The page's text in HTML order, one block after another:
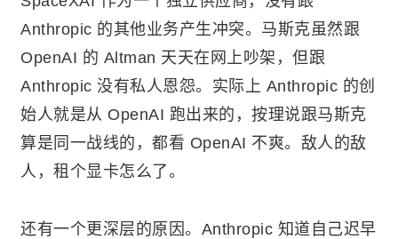
Anthropic 的其他业务产生冲突。马斯克虽然跟
OpenAI 的 Altman 天天在网上吵架，但跟
Anthropic 没有私人恩怨。实际上 Anthropic 的创
始人就是从 OpenAI 跑出来的，按理说跟马斯克
算是同一战线的，都看 OpenAI 不爽。敌人的敌
人，租个显卡怎么了。
还有一个更深层的原因。Anthropic 知道自己迟早